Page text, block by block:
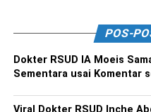
POS-
Dokter RSUD IA Moeis
Sementara usai Komentar
Viral Dokter RSUD Inche